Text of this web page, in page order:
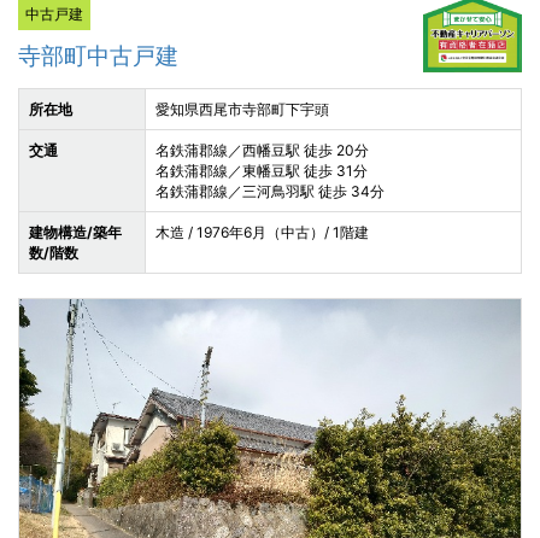
中古戸建
寺部町中古戸建
所在地 愛知県西尾市寺部町下宇頭
交通
名鉄蒲郡線／西幡豆駅 徒歩 20分
名鉄蒲郡線／東幡豆駅 徒歩 31分
名鉄蒲郡線／三河鳥羽駅 徒歩 34分
建物構造/築年
数/階数
木造 / 1976年6月（中古）/ 1階建